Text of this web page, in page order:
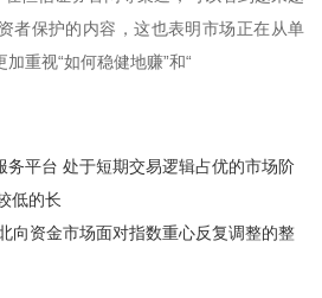
者保护的内容，这也表明市场正在从单
重视“如何稳健地赚”和“
务平台 处于短期交易逻辑占优的市场阶
低的长
向资金市场面对指数重心反复调整的整